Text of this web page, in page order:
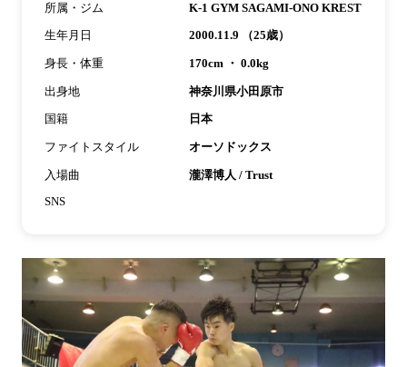
所属・ジム K-1 GYM SAGAMI-ONO KREST
生年月日 2000.11.9 （25歳）
身長・体重 170cm ・ 0.0kg
出身地 神奈川県小田原市
国籍 日本
ファイトスタイル オーソドックス
入場曲 瀧澤博人 / Trust
SNS